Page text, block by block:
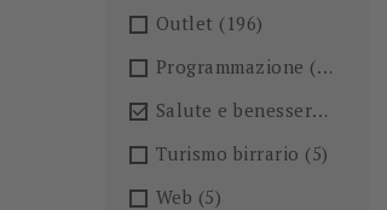
Outlet (196)
Programmazione (26)
 Salute e benessere
Turismo birrario (5)
Web (5)